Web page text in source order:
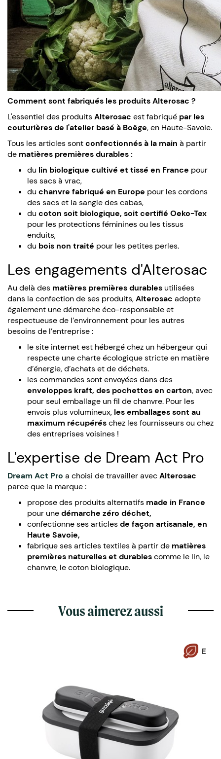
Comment sont fabriqués les produits Alterosac ?
L'essentiel des produitsAlterosac est fabriqué par les
couturières de l'atelier basé à Boëge, en Haute-Savoie.
Tous les articles sontconfectionnés à la main à partir
de matières premières durables :
du lin biologique cultivé et tissé en France pour
les sacs à vrac,
du chanvre fabriqué en Europe pour les cordons
des sacs et la sangle des cabas,
du coton soit biologique, soit certifié Oeko-Tex
pour les protections féminines ou les tissus
enduits,
du bois non traité pour les petites perles.
Les engagements d'Alterosac
Au delà des matières premières durables utilisées
dans la confection de ses produits,Alterosac adopte
également une démarche éco-responsable et
respectueuse de l’environnement pour les autres
besoins de l’entreprise :
le site internet est hébergé chez un hébergeur qui
respecte une charte écologique stricte en matière
d’énergie, d’achats et de déchets.
les commandes sont envoyées dans des
enveloppes kraft, des pochettes en carton, avec
pour seul emballage un fil de chanvre. Pour les
envois plus volumineux, les emballages sont au
maximum récupéréschez les fournisseurs ou chez
des entreprises voisines !
L'expertise de Dream Act Pro
Dream Act Pro a choisi de travailler avecAlterosac
parce que la marque :
propose des produits alternatifs made in France
pour unedémarche zéro déchet,
confectionne ses articlesde façon artisanale, en
Haute Savoie,
fabrique ses articles textiles à partir de matières
premières naturelles et durablescomme le lin, le
chanvre, le coton biologique.
Vous aimerez aussi
E